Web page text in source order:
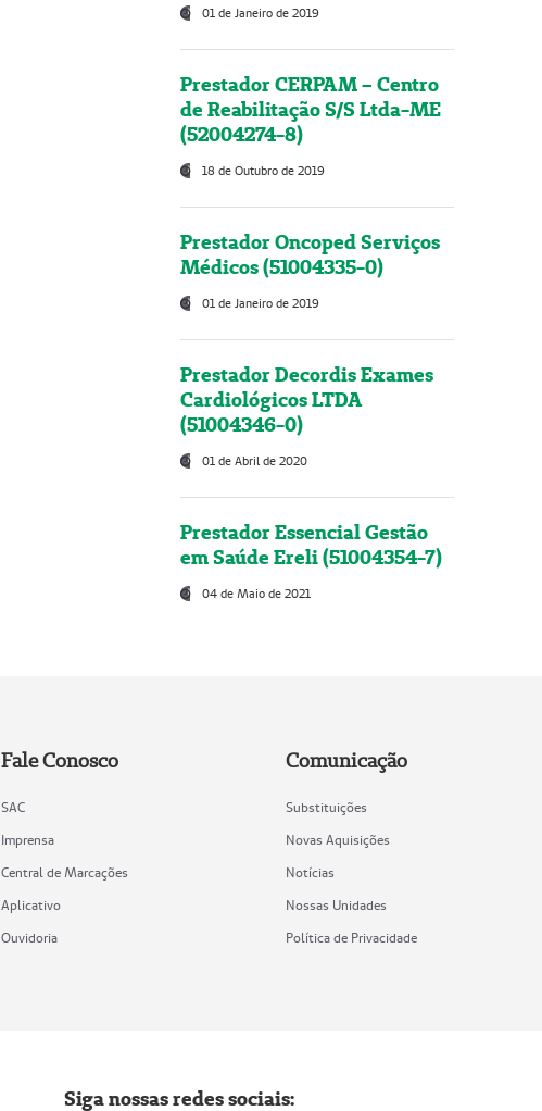
01 de Janeiro de 2019
Prestador CERPAM – Centro
de Reabilitação S/S Ltda-ME
(52004274-8)
18 de Outubro de 2019
Prestador Oncoped Serviços
Médicos (51004335-0)
01 de Janeiro de 2019
Prestador Decordis Exames
Cardiológicos LTDA
(51004346-0)
01 de Abril de 2020
Prestador Essencial Gestão
em Saúde Ereli (51004354-7)
04 de Maio de 2021
Fale Conosco
SAC
Imprensa
Central de Marcações
Aplicativo
Ouvidoria
Comunicação
Substituições
Novas Aquisições
Notícias
Nossas Unidades
Política de Privacidade
Siga nossas redes sociais: